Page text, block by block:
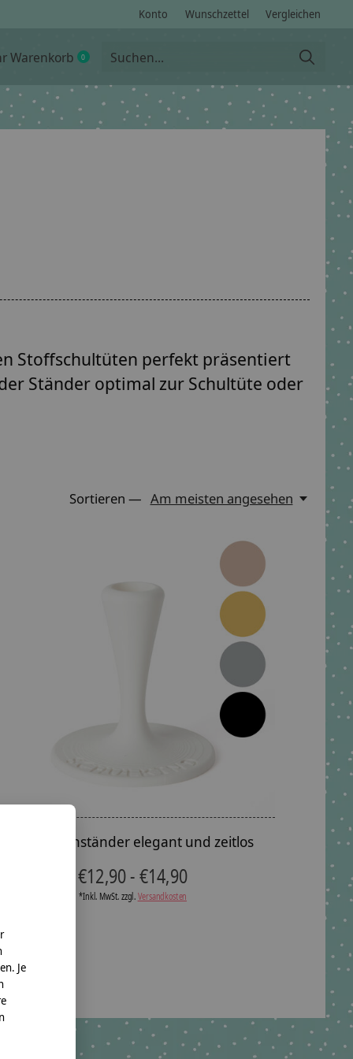
Konto Wunschzettel Vergleichen
Warenkorb 0items
Stoffschultüten perfekt präsentiert
Ständer optimal zur Schultüte oder
Sortieren — Am meisten angesehen
Schultütenständer elegant und zeitlos
€12,90 - €14,90
*Inkl. MwSt. zzgl.Versandkosten
Je